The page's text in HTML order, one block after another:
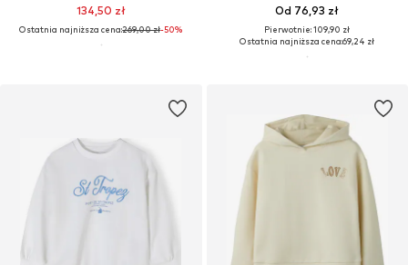
134,50 zł
Ostatnia najniższa cena:269,00 zł-50%
Od 76,93 zł
Pierwotnie: 109,90 zł
Ostatnia najniższa cena:69,24 zł